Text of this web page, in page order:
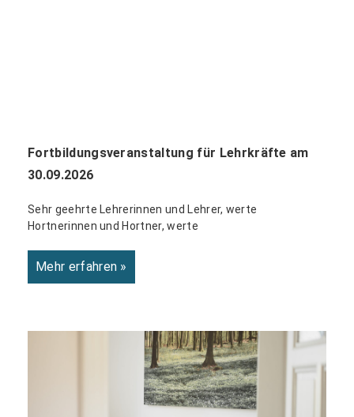
Fortbildungsveranstaltung für Lehrkräfte am
30.09.2026
Sehr geehrte Lehrerinnen und Lehrer, werte
Hortnerinnen und Hortner, werte
Mehr erfahren »